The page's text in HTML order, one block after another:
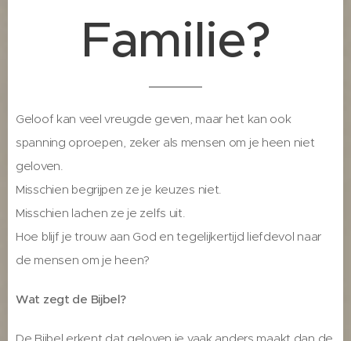
Familie?
Geloof kan veel vreugde geven, maar het kan ook
spanning oproepen, zeker als mensen om je heen niet
geloven.
Misschien begrijpen ze je keuzes niet.
Misschien lachen ze je zelfs uit.
Hoe blijf je trouw aan God en tegelijkertijd liefdevol naar
de mensen om je heen?
Wat zegt de Bijbel?